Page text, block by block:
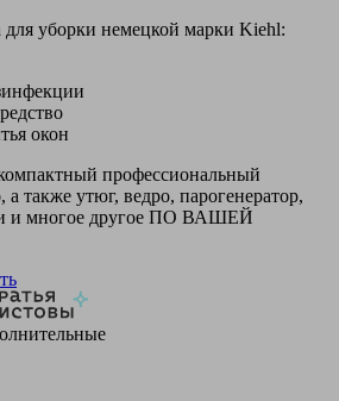
для уборки немецкой марки Kiehl:
окон
профессиональный
также утюг, ведро, парогенератор,
и многое другое ПО ВАШЕЙ